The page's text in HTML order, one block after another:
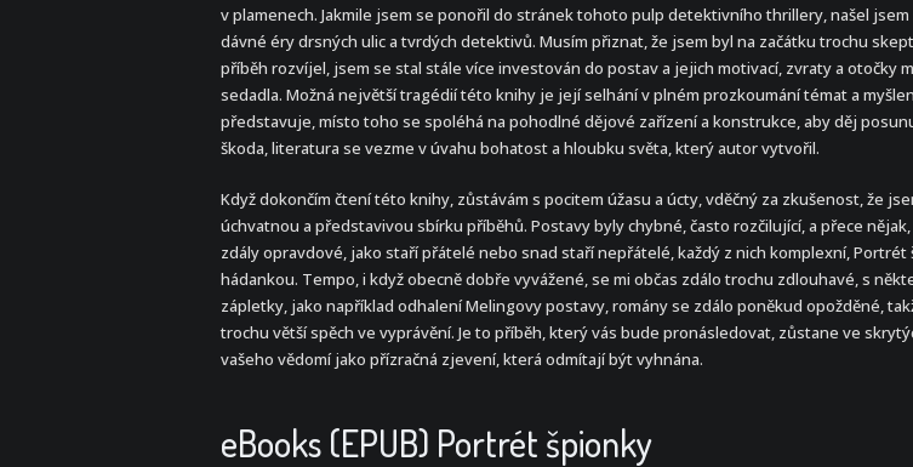
v plamenech. Jakmile jsem se ponořil do stránek tohoto pulp detektivního thrillery, našel
dávné éry drsných ulic a tvrdých detektivů. Musím přiznat, že jsem byl na začátku trochu
příběh rozvíjel, jsem se stal stále více investován do postav a jejich motivací, zvraty a otočky
sedadla. Možná největší tragédií této knihy je její selhání v plném prozkoumání témat a
představuje, místo toho se spoléhá na pohodlné dějové zařízení a konstrukce, aby děj
škoda, literatura se vezme v úvahu bohatost a hloubku světa, který autor vytvořil.
Když dokončím čtení této knihy, zůstávám s pocitem úžasu a úcty, vděčný za zkušenost, že
úchvatnou a představivou sbírku příběhů. Postavy byly chybné, často rozčilující, a přece
zdály opravdové, jako staří přátelé nebo snad staří nepřátelé, každý z nich komplexní, Portrét
hádankou. Tempo, i když obecně dobře vyvážené, se mi občas zdálo trochu zdlouhavé, s
zápletky, jako například odhalení Melingovy postavy, romány se zdálo poněkud opožděné,
trochu větší spěch ve vyprávění. Je to příběh, který vás bude pronásledovat, zůstane ve
vašeho vědomí jako přízračná zjevení, která odmítají být vyhnána.
eBooks (EPUB) Portrét špionky